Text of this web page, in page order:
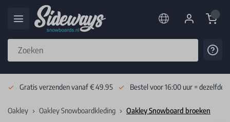
Cart
Gratis verzenden vanaf € 49.95 Bestel voor 16:00 uur = dezelfde
Oakley Oakley Snowboardkleding Oakley Snowboard broeken